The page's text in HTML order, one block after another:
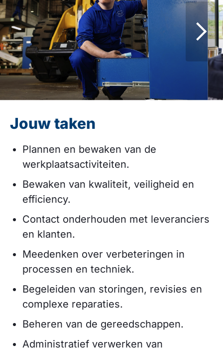
Jouw taken
Plannen en bewaken van de
werkplaatsactiviteiten.
Bewaken van kwaliteit, veiligheid en
efficiency.
Contact onderhouden met leveranciers
en klanten.
Meedenken over verbeteringen in
processen en techniek.
Begeleiden van storingen, revisies en
complexe reparaties.
Beheren van de gereedschappen.
Administratief verwerken van